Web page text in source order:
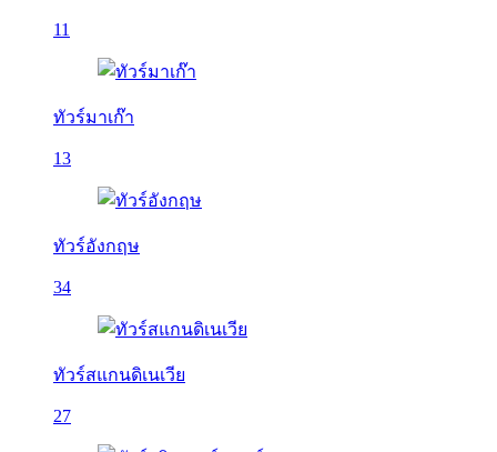
11
ทัวร์มาเก๊า
13
ทัวร์อังกฤษ
34
ทัวร์สแกนดิเนเวีย
27